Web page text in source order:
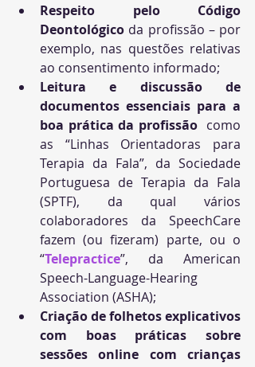
Respeito pelo Código
Deontológico da profissão – por
exemplo, nas questões relativas
ao consentimento informado;
Leitura e discussão de
documentos essenciais para a
boa prática da profissão como
as “Linhas Orientadoras para
Terapia da Fala”, da Sociedade
Portuguesa de Terapia da Fala
(SPTF), da qual vários
colaboradores da SpeechCare
fazem (ou fizeram) parte, ou o
“Telepractice”, da American
Speech-Language-Hearing
Association (ASHA);
Criação de folhetos explicativos
com boas práticas sobre
sessões online com crianças